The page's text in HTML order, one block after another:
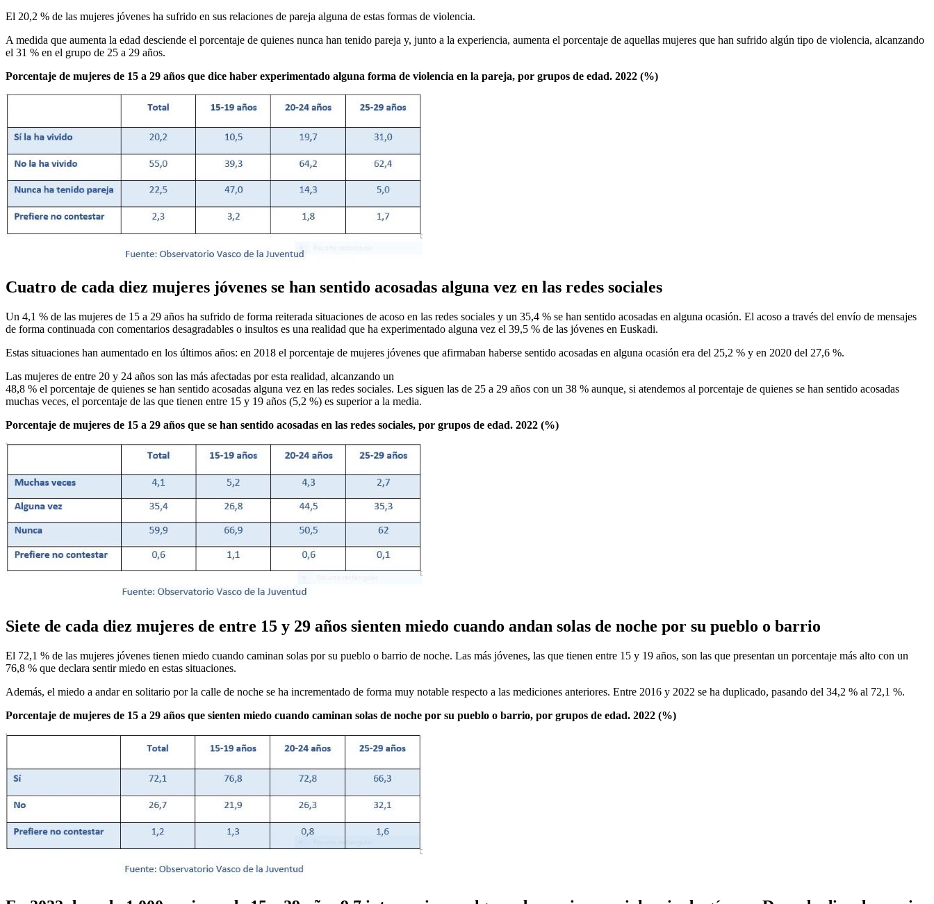
El 20,2 % de las mujeres jóvenes ha sufrido en sus relaciones de pareja alguna de estas formas de violencia.
A medida que aumenta la edad desciende el porcentaje de quienes nunca han tenido pareja y, junto a la experiencia, aumenta el porcentaje de aquellas mujeres que han sufrido algún tipo de violencia, alcanzando
el 31 % en el grupo de 25 a 29 años.
Porcentaje de mujeres de 15 a 29 años que dice haber experimentado alguna forma de violencia en la pareja, por grupos de edad. 2022 (%)
Cuatro de cada diez mujeres jóvenes se han sentido acosadas alguna vez en las redes sociales
Un 4,1 % de las mujeres de 15 a 29 años ha sufrido de forma reiterada situaciones de acoso en las redes sociales y un 35,4 % se han sentido acosadas en alguna ocasión. El acoso a través del envío de mensajes
de forma continuada con comentarios desagradables o insultos es una realidad que ha experimentado alguna vez el 39,5 % de las jóvenes en Euskadi.
Estas situaciones han aumentado en los últimos años: en 2018 el porcentaje de mujeres jóvenes que afirmaban haberse sentido acosadas en alguna ocasión era del 25,2 % y en 2020 del 27,6 %.
Las mujeres de entre 20 y 24 años son las más afectadas por esta realidad, alcanzando un
48,8 % el porcentaje de quienes se han sentido acosadas alguna vez en las redes sociales. Les siguen las de 25 a 29 años con un 38 % aunque, si atendemos al porcentaje de quienes se han sentido acosadas
muchas veces, el porcentaje de las que tienen entre 15 y 19 años (5,2 %) es superior a la media.
Porcentaje de mujeres de 15 a 29 años que se han sentido acosadas en las redes sociales, por grupos de edad. 2022 (%)
Siete de cada diez mujeres de entre 15 y 29 años sienten miedo cuando andan solas de noche por su pueblo o barrio
El 72,1 % de las mujeres jóvenes tienen miedo cuando caminan solas por su pueblo o barrio de noche. Las más jóvenes, las que tienen entre 15 y 19 años, son las que presentan un porcentaje más alto con un
76,8 % que declara sentir miedo en estas situaciones.
Además, el miedo a andar en solitario por la calle de noche se ha incrementado de forma muy notable respecto a las mediciones anteriores. Entre 2016 y 2022 se ha duplicado, pasando del 34,2 % al 72,1 %.
Porcentaje de mujeres de 15 a 29 años que sienten miedo cuando caminan solas de noche por su pueblo o barrio, por grupos de edad. 2022 (%)